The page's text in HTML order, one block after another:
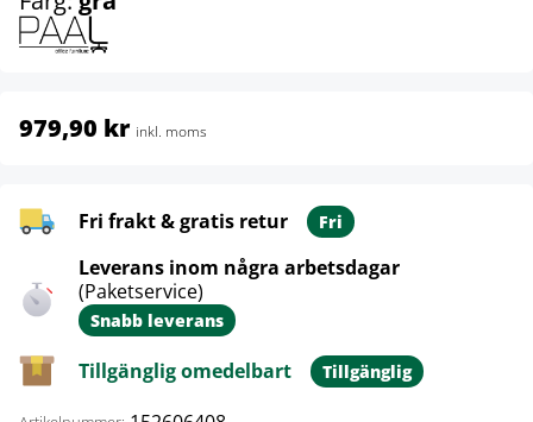
979,90 kr inkl. moms
Fri frakt & gratis retur Fri
Leverans inom några arbetsdagar
(Paketservice)
Snabb leverans
Tillgänglig omedelbart Tillgänglig